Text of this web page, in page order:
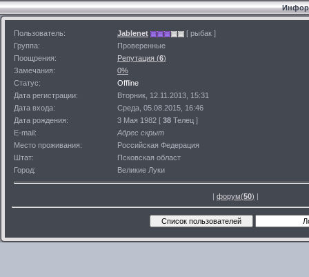
Пользователь: Jablenet
[ рыбак ]
Группа:
Проверенные
Поощрения:
Репутация (6)
Замечания:
0%
Статус:
Offline
Дата регистрации:
Вторник, 12.11.2013, 15:31
Дата входа:
Среда, 05.08.2015, 16:46
Дата рождения:
3 Мая 1982 [ 38 Телец ]
E-mail:
Адрес скрыт
Место проживания:
Российская Федерация
Штат:
Псковская област
Город:
Великие Луки
| форум(50) |